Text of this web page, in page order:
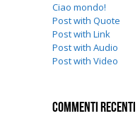
Ciao mondo!
Post with Quote
Post with Link
Post with Audio
Post with Video
Commenti recenti